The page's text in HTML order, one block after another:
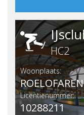
HC2
Woonplaats:
Licentienummer:
10288211